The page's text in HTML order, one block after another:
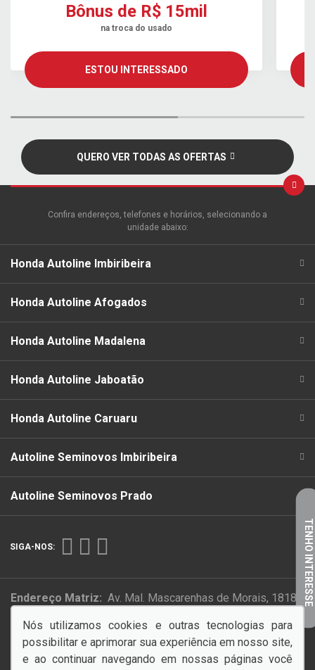
Bônus de R$ 15mil
na troca do usado
ESTOU INTERESSADO
QUERO VER TODAS AS OFERTAS
Confira endereços, telefones e horários, selecionando a
unidade abaixo:
Honda Autoline Imbiribeira
Honda Autoline Afogados
Honda Autoline Madalena
Honda Autoline Jaboatão
Honda Autoline Caruaru
Autoline Seminovos Imbiribeira
Autoline Seminovos Prado
SIGA-NOS:
Endereço Matriz: Av. Mal. Mascarenhas de Morais, 1818 -
PAZ NO TRÂNSITO COMEÇA POR VOCÊ!
Nós utilizamos cookies e outras tecnologias para
possibilitar e aprimorar sua experiência em nosso site,
e ao continuar navegando em nossas páginas você
TENHO INTERESSE